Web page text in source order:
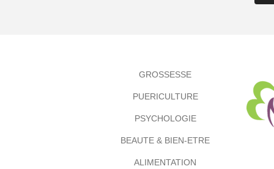
GROSSESSE
PUERICULTURE
PSYCHOLOGIE
BEAUTE & BIEN-ETRE
ALIMENTATION